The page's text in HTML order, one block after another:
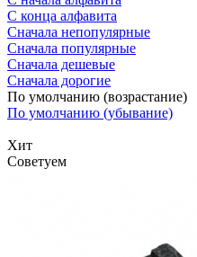
С конца алфавита
Сначала непопулярные
Сначала популярные
Сначала дешевые
Сначала дорогие
По умолчанию (возрастание)
По умолчанию (убывание)
Хит
Советуем